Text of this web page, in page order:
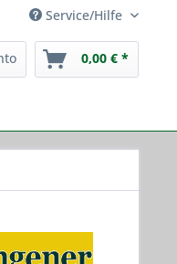
Service/Hilfe
0,00 € *